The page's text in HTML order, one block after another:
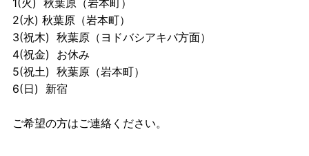
1(火) 秋葉原（岩本町）
2(水) 秋葉原（岩本町）
3(祝木) 秋葉原（ヨドバシアキバ方面）
4(祝金) お休み
5(祝土) 秋葉原（岩本町）
6(日) 新宿
ご希望の方はご連絡ください。